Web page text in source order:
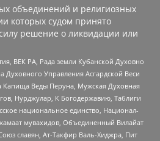
объединений и религиозных
которых судом принято
решение о ликвидации или
ВЕК РА, Рада земли Кубанской Духовно
Управления Асгардской Веси
Капища Веды Перуна, Мужская Духовная
Нурджулар, К Богодержавию, Таблиги
национальное единство, Национал-
мувахидов, Объединенный Вилайат
славян, Ат-Такфир Валь-Хиджра, Пит